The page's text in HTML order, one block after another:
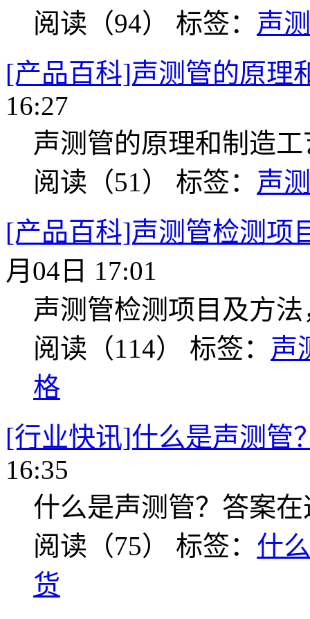
阅读（94） 标签： 声
[产品百科]声测管的原理
16:27
声测管的原理和制造工
阅读（51） 标签： 声
[产品百科]声测管检测项
月04日 17:01
声测管检测项目及方
阅读（114） 标签： 声
格
[行业快讯]什么是声测管
16:35
什么是声测管？答案在
阅读（75） 标签： 什
货